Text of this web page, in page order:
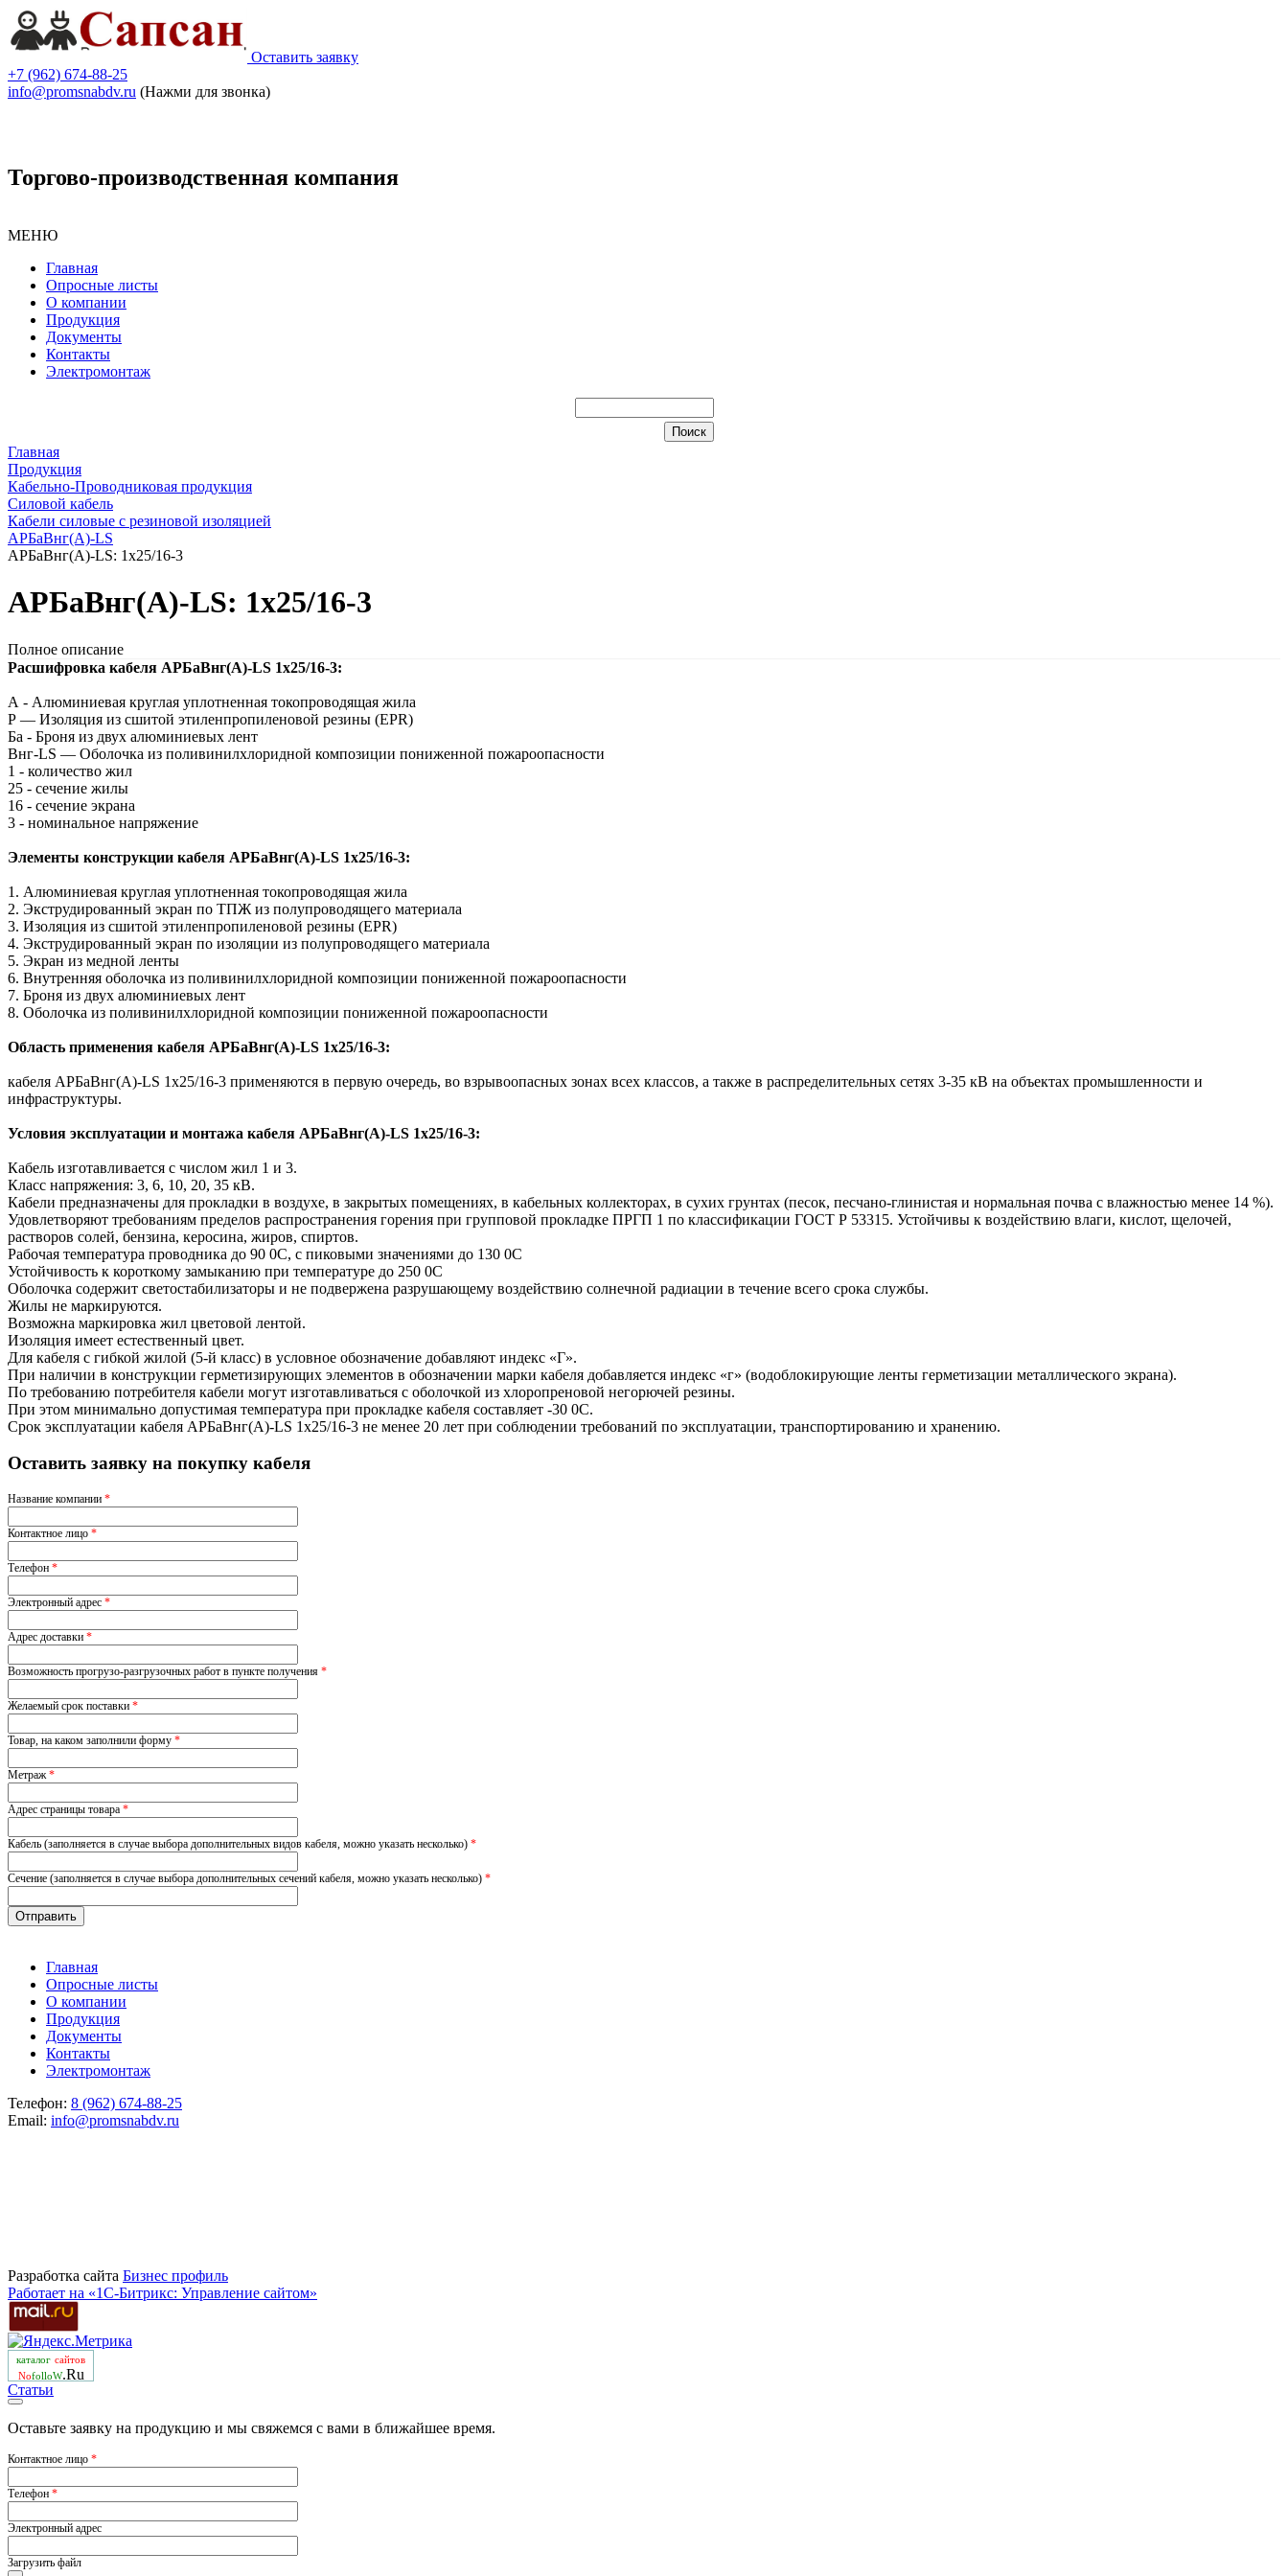
Оставить заявку
+7 (962) 674-88-25
info@promsnabdv.ru (Нажми для звонка)
Торгово-производственная компания
МЕНЮ
Главная
Опросные листы
О компании
Продукция
Документы
Контакты
Электромонтаж
Главная
Продукция
Кабельно-Проводниковая продукция
Силовой кабель
Кабели силовые с резиновой изоляцией
АРБаВнг(A)-LS
АРБаВнг(A)-LS: 1х25/16-3
АРБаВнг(A)-LS: 1х25/16-3
Полное описание
Расшифровка кабеля АРБаВнг(A)-LS 1х25/16-3:
А - Алюминиевая круглая уплотненная токопроводящая жила
Р — Изоляция из сшитой этиленпропиленовой резины (EPR)
Ба - Броня из двух алюминиевых лент
Внг-LS — Оболочка из поливинилхлоридной композиции пониженной пожароопасности
1 - количество жил
25 - сечение жилы
16 - сечение экрана
3 - номинальное напряжение
Элементы конструкции кабеля АРБаВнг(A)-LS 1х25/16-3:
1. Алюминиевая круглая уплотненная токопроводящая жила
2. Экструдированный экран по ТПЖ из полупроводящего материала
3. Изоляция из сшитой этиленпропиленовой резины (EPR)
4. Экструдированный экран по изоляции из полупроводящего материала
5. Экран из медной ленты
6. Внутренняя оболочка из поливинилхлоридной композиции пониженной пожароопасности
7. Броня из двух алюминиевых лент
8. Оболочка из поливинилхлоридной композиции пониженной пожароопасности
Область применения кабеля АРБаВнг(A)-LS 1х25/16-3:
кабеля АРБаВнг(A)-LS 1х25/16-3 применяются в первую очередь, во взрывоопасных зонах всех классов, а также в распределительных сетях 3-35 кВ на объектах промышленности и
инфраструктуры.
Условия эксплуатации и монтажа кабеля АРБаВнг(A)-LS 1х25/16-3:
Кабель изготавливается с числом жил 1 и 3.
Класс напряжения: 3, 6, 10, 20, 35 кВ.
Кабели предназначены для прокладки в воздухе, в закрытых помещениях, в кабельных коллекторах, в сухих грунтах (песок, песчано-глинистая и нормальная почва с влажностью менее 14 %).
Удовлетворяют требованиям пределов распространения горения при групповой прокладке ПРГП 1 по классификации ГОСТ Р 53315. Устойчивы к воздействию влаги, кислот, щелочей,
растворов солей, бензина, керосина, жиров, спиртов.
Рабочая температура проводника до 90 0С, с пиковыми значениями до 130 0С
Устойчивость к короткому замыканию при температуре до 250 0С
Оболочка содержит светостабилизаторы и не подвержена разрушающему воздействию солнечной радиации в течение всего срока службы.
Жилы не маркируются.
Возможна маркировка жил цветовой лентой.
Изоляция имеет естественный цвет.
Для кабеля с гибкой жилой (5-й класс) в условное обозначение добавляют индекс «Г».
При наличии в конструкции герметизирующих элементов в обозначении марки кабеля добавляется индекс «г» (водоблокирующие ленты герметизации металлического экрана).
По требованию потребителя кабели могут изготавливаться с оболочкой из хлоропреновой негорючей резины.
При этом минимально допустимая температура при прокладке кабеля составляет -30 0С.
Срок эксплуатации кабеля АРБаВнг(A)-LS 1х25/16-3 не менее 20 лет при соблюдении требований по эксплуатации, транспортированию и хранению.
Оставить заявку на покупку кабеля
Название компании *
Контактное лицо *
Телефон *
Электронный адрес *
Адрес доставки *
Возможность прогрузо-разгрузочных работ в пункте получения *
Желаемый срок поставки *
Товар, на каком заполнили форму *
Метраж*
Адрес страницы товара *
Кабель (заполняется в случае выбора дополнительных видов кабеля, можно указать несколько) *
Сечение (заполняется в случае выбора дополнительных сечений кабеля, можно указать несколько) *
Главная
Опросные листы
О компании
Продукция
Документы
Контакты
Электромонтаж
Телефон: 8 (962) 674-88-25
Email: info@promsnabdv.ru
Разработка сайта Бизнеc профиль
Работает на «1С-Битрикс: Управление сайтом»
каталог сайтов
NofolloW.Ru
Статьи
Оставьте заявку на продукцию и мы свяжемся с вами в ближайшее время.
Контактное лицо *
Телефон *
Электронный адрес
Загрузить файл